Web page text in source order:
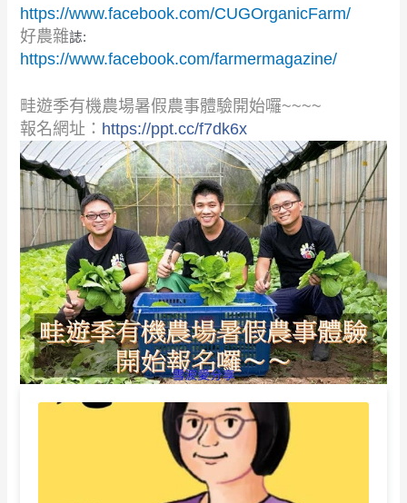
https://www.facebook.com/CUGOrganicFarm/
好農雜誌:
https://www.facebook.com/farmermagazine/
畦遊季有機農場暑假農事體驗開始囉~~~~
報名網址： https://ppt.cc/f7dk6x